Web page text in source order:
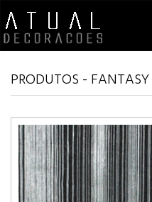
PRODUTOS - FANTASY